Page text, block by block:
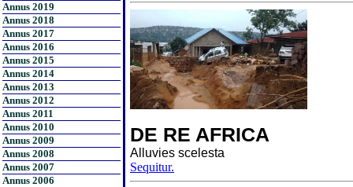
Annus 2019
Annus 2018
Annus 2017
Annus 2016
Annus 2015
Annus 2014
Annus 2013
Annus 2012
Annus 2011
Annus 2010
Annus 2009
Annus 2008
Annus 2007
Annus 2006
DE RE AFRICA
Alluvies scelesta
Sequitur.